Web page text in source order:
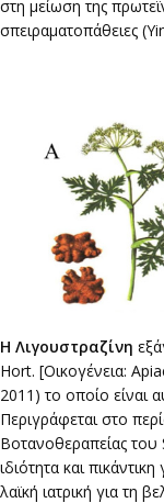
στη μείωση της
σπειραματοπάθειες
H Λιγουστραζίνη
Hort. [Οικογένεια:
2011) το οποίο είναι
Περιγράφεται στο
Βοτανοθεραπείας
ιδιότητα και
λαϊκή ιατρική για τη